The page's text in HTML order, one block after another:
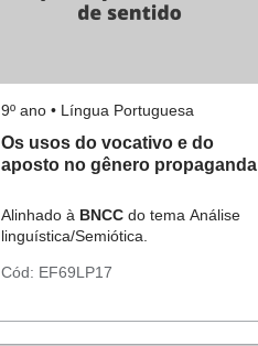
9º ano • Língua Portuguesa
Os usos do vocativo e do
aposto no gênero propaganda
Alinhado à BNCC do tema Análise
linguística/Semiótica.
Cód: EF69LP17